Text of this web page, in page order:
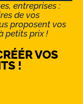
entreprises :
de vos
proposent vos
petits prix !
VOS
!